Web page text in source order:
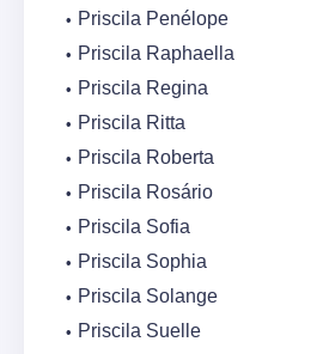
Priscila Penélope
Priscila Raphaella
Priscila Regina
Priscila Ritta
Priscila Roberta
Priscila Rosário
Priscila Sofia
Priscila Sophia
Priscila Solange
Priscila Suelle